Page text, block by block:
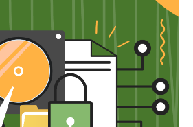
تسجيل الدخول